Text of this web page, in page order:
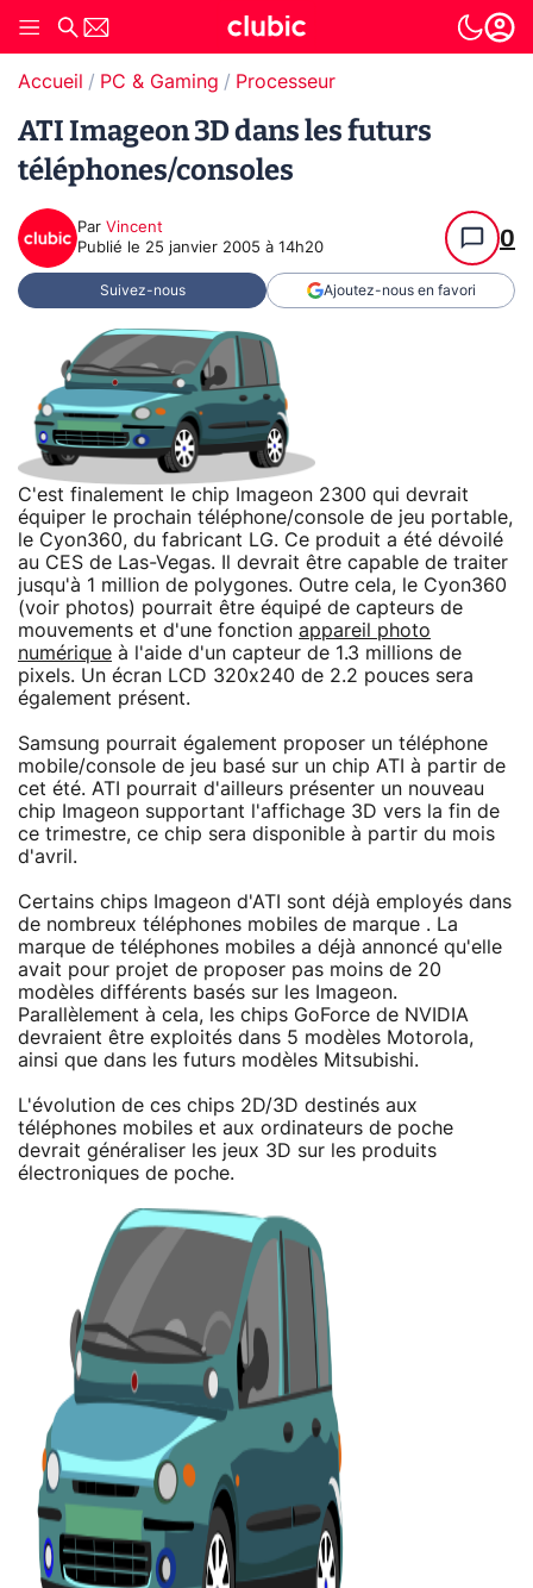
Accueil PC & Gaming Processeur
ATI Imageon 3D dans les futurs
téléphones/consoles
Par Vincent
Publié le 25 janvier 2005 à 14h20 0
Suivez-nous Ajoutez-nous en favori
C'est finalement le chip Imageon 2300 qui devrait
équiper le prochain téléphone/console de jeu portable,
le Cyon360, du fabricant LG. Ce produit a été dévoilé
au CES de Las-Vegas. Il devrait être capable de traiter
jusqu'à 1 million de polygones. Outre cela, le Cyon360
(voir photos) pourrait être équipé de capteurs de
mouvements et d'une fonction appareil photo
numérique à l'aide d'un capteur de 1.3 millions de
pixels. Un écran LCD 320x240 de 2.2 pouces sera
également présent.
Samsung pourrait également proposer un téléphone
mobile/console de jeu basé sur un chip ATI à partir de
cet été. ATI pourrait d'ailleurs présenter un nouveau
chip Imageon supportant l'affichage 3D vers la fin de
ce trimestre, ce chip sera disponible à partir du mois
d'avril.
Certains chips Imageon d'ATI sont déjà employés dans
de nombreux téléphones mobiles de marque . La
marque de téléphones mobiles a déjà annoncé qu'elle
avait pour projet de proposer pas moins de 20
modèles différents basés sur les Imageon.
Parallèlement à cela, les chips GoForce de NVIDIA
devraient être exploités dans 5 modèles Motorola,
ainsi que dans les futurs modèles Mitsubishi.
L'évolution de ces chips 2D/3D destinés aux
téléphones mobiles et aux ordinateurs de poche
devrait généraliser les jeux 3D sur les produits
électroniques de poche.